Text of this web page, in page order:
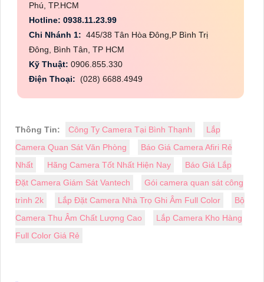
Phú, TP.HCM
Hotline: 0938.11.23.99
Chi Nhánh 1: 445/38 Tân Hòa Đông,P Bình Trị
Đông, Bình Tân, TP HCM
Kỹ Thuật: 0906.855.330
Điện Thoại: (028) 6688.4949
Thông Tin: Công Ty Camera Tại Bình Thạnh
Lắp
Camera Quan Sát Văn Phòng
Báo Giá Camera Afiri Rẻ
Nhất
Hãng Camera Tốt Nhất Hiện Nay
Báo Giá Lắp
Đặt Camera Giám Sát Vantech
Gói camera quan sát công
trình 2k
Lắp Đặt Camera Nhà Trọ Ghi Âm Full Color
Bộ
Camera Thu Âm Chất Lượng Cao
Lắp Camera Kho Hàng
Full Color Giá Rẻ